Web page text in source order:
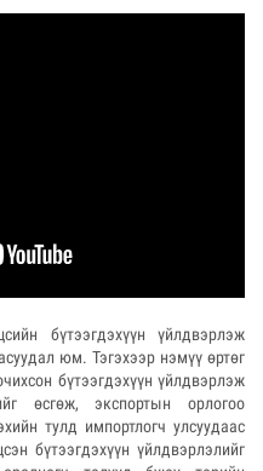
бүтээгдэхүүн үйлдвэрлэж
юм. Тэгэхээр нэмүү өртөг
бүтээгдэхүүн үйлдвэрлэж
өсгөж, экспортын орлогоо
тулд импортлогч улсуудаас
бүтээгдэхүүн үйлдвэрлэлийг